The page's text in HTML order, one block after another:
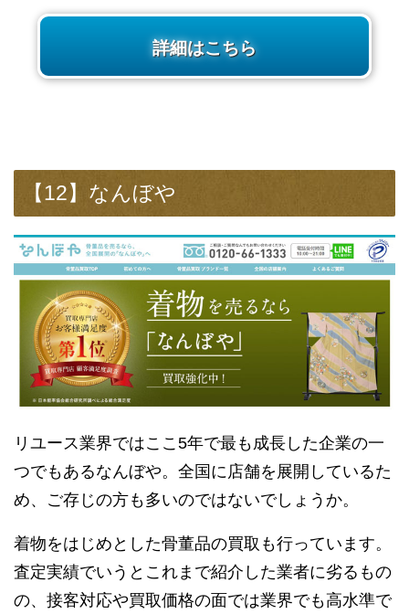
詳細はこちら
【12】なんぼや
リユース業界ではここ5年で最も成長した企業の一
つでもあるなんぼや。全国に店舗を展開しているた
め、ご存じの方も多いのではないでしょうか。
着物をはじめとした骨董品の買取も行っています。
査定実績でいうとこれまで紹介した業者に劣るもの
の、接客対応や買取価格の面では業界でも高水準で